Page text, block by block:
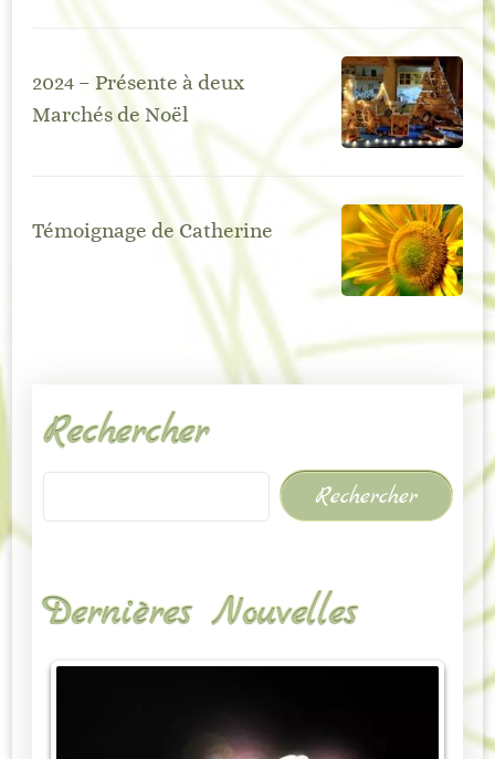
2024 – Présente à deux
Marchés de Noël
Témoignage de Catherine
Rechercher
Rechercher
Dernières Nouvelles